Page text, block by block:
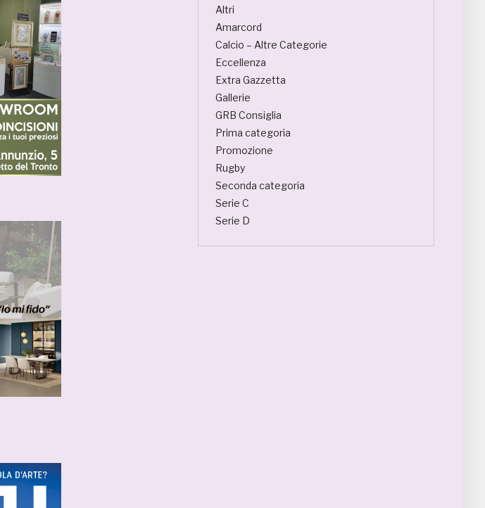
Altri
Amarcord
Calcio – Altre Categorie
Eccellenza
Extra Gazzetta
Gallerie
GRB Consiglia
Prima categoria
Promozione
Rugby
Seconda categoria
Serie C
Serie D